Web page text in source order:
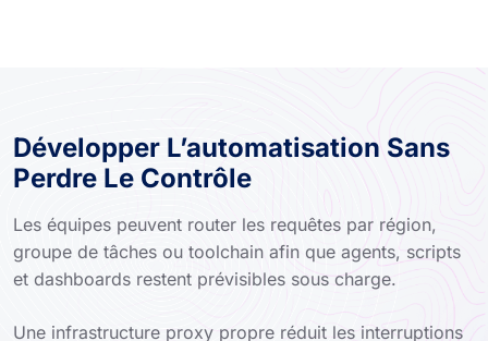
Développer L’automatisation Sans
Perdre Le Contrôle
Les équipes peuvent router les requêtes par région,
groupe de tâches ou toolchain afin que agents, scripts
et dashboards restent prévisibles sous charge.
Une infrastructure proxy propre réduit les interruptions